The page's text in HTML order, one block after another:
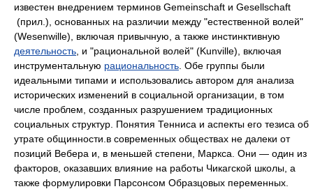
известен внедрением терминов Gemeinschaft и Gesellschaft
(прил.), основанных на различии между "естественной волей"
(Wesenwille), включая привычную, а также инстинктивную
деятельность , и "рациональной волей" (Kunville), включая
инструментальную рациональность . Обе группы были
идеальными типами и использовались автором для анализа
исторических изменений в социальной организации, в том
числе проблем, созданных разрушением традиционных
социальных структур. Понятия Тенниса и аспекты его тезиса об
утрате общинности.в современных обществах не далеки от
позиций Вебера и, в меньшей степени, Маркса. Они — один из
факторов, оказавших влияние на работы Чикагской школы, а
также формулировки Парсонсом Образцовых переменных.